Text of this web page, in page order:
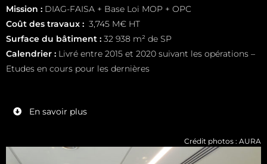
Mission : DIAG-FAISA + Base Loi MOP + OPC
Coût des travaux : 3,745 M€ HT
Surface du bâtiment : 32 938 m² de SP
Calendrier : Livré entre 2015 et 2020 suivant les opérations –
Etudes en cours pour les dernières
En savoir plus
Crédit photos : AURA